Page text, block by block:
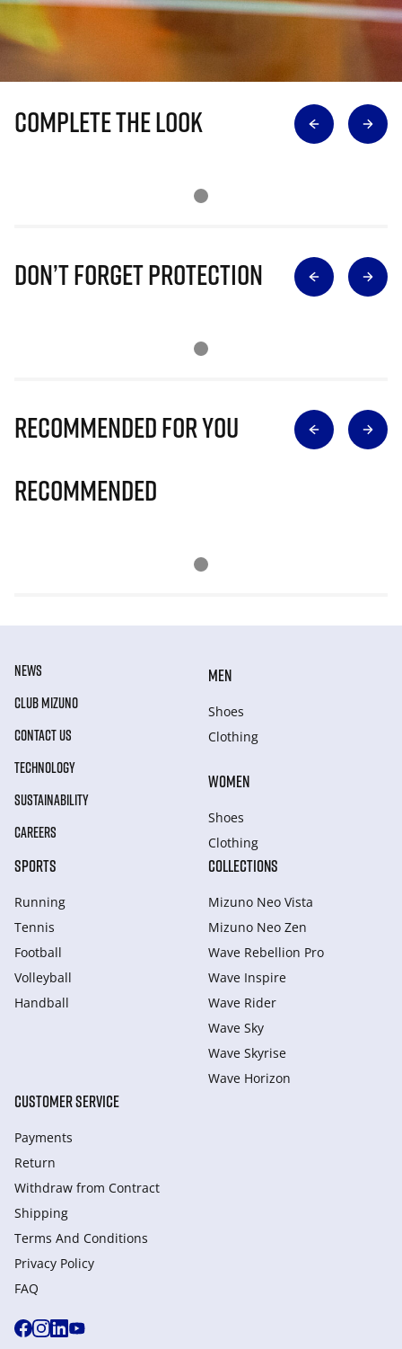
Complete The Look
Don’t Forget Protection
Recommended for you
Recommended
NEWS
CLUB MIZUNO
CONTACT US
TECHNOLOGY
SUSTAINABILITY
CAREERS
MEN
Shoes
Clothing
WOMEN
Shoes
Clothing
SPORTS
Running
Tennis
Football
Volleyball
Handball
COLLECTIONS
Mizuno Neo Vista
Mizuno Neo Zen
Wave Rebellion Pro
Wave Inspire
Wave Rider
Wave Sky
Wave Skyrise
Wave Horizon
CUSTOMER SERVICE
Payments
Return
Withdraw from Сontract
Shipping
Terms And Conditions
Privacy Policy
FAQ